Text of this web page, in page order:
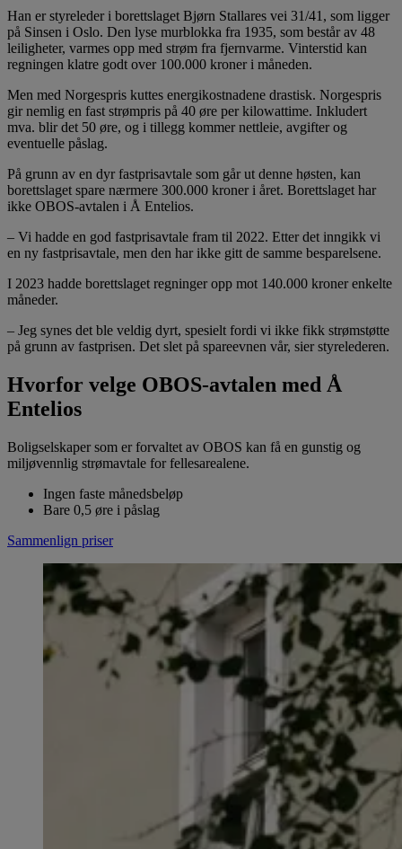
Han er styreleder i borettslaget Bjørn Stallares vei 31/41, som ligger
på Sinsen i Oslo. Den lyse murblokka fra 1935, som består av 48
leiligheter, varmes opp med strøm fra fjernvarme. Vinterstid kan
regningen klatre godt over 100.000 kroner i måneden.
Men med Norgespris kuttes energikostnadene drastisk. Norgespris
gir nemlig en fast strømpris på 40 øre per kilowattime. Inkludert
mva. blir det 50 øre, og i tillegg kommer nettleie, avgifter og
eventuelle påslag.
På grunn av en dyr fastprisavtale som går ut denne høsten, kan
borettslaget spare nærmere 300.000 kroner i året. Borettslaget har
ikke OBOS-avtalen i Å Entelios.
– Vi hadde en god fastprisavtale fram til 2022. Etter det inngikk vi
en ny fastprisavtale, men den har ikke gitt de samme besparelsene.
I 2023 hadde borettslaget regninger opp mot 140.000 kroner enkelte
måneder.
– Jeg synes det ble veldig dyrt, spesielt fordi vi ikke fikk strømstøtte
på grunn av fastprisen. Det slet på spareevnen vår, sier styrelederen.
Hvorfor velge OBOS-avtalen med Å
Entelios
Boligselskaper som er forvaltet av OBOS kan få en gunstig og
miljøvennlig strømavtale for fellesarealene.
Ingen faste månedsbeløp
Bare 0,5 øre i påslag
Sammenlign priser